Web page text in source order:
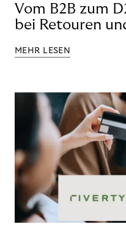
Vom B2B zum
bei Retouren
MEHR LESEN